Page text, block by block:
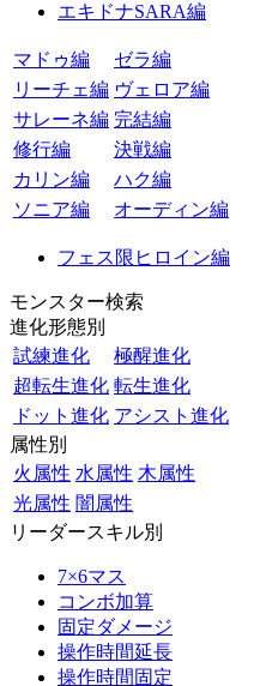
エキドナSARA編
マドゥ編
ゼラ編
リーチェ編 ヴェロア編
サレーネ編 完結編
修行編
決戦編
カリン編
ハク編
ソニア編
オーディン編
フェス限ヒロイン編
モンスター検索
進化形態別
試練進化
極醒進化
超転生進化 転生進化
ドット進化 アシスト進化
属性別
火属性 水属性 木属性
光属性 闇属性
リーダースキル別
7×6マス
コンボ加算
固定ダメージ
操作時間延長
操作時間固定